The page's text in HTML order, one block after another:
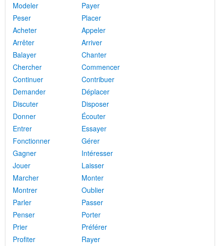
Modeler
Payer
Peser
Placer
Acheter
Appeler
Arrêter
Arriver
Balayer
Chanter
Chercher
Commencer
Continuer
Contribuer
Demander
Déplacer
Discuter
Disposer
Donner
Écouter
Entrer
Essayer
Fonctionner
Gérer
Gagner
Intéresser
Jouer
Laisser
Marcher
Monter
Montrer
Oublier
Parler
Passer
Penser
Porter
Prier
Préférer
Profiter
Rayer